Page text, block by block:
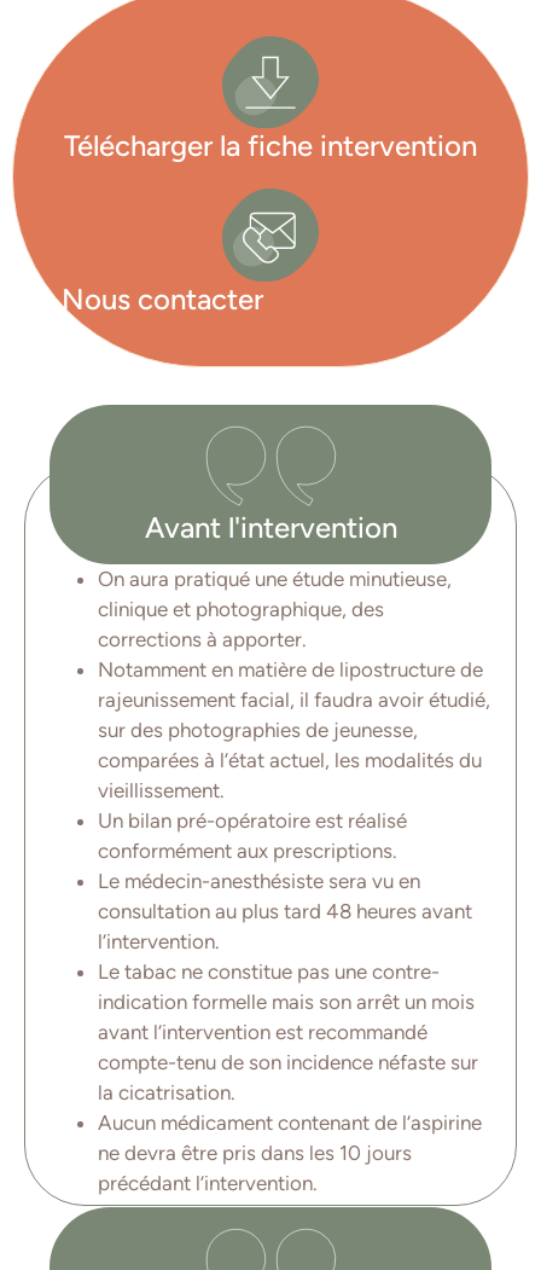
Télécharger la fiche intervention
Nous contacter
Avant l'intervention
On aura pratiqué une étude minutieuse,
clinique et photographique, des
corrections à apporter.
Notamment en matière de lipostructure de
rajeunissement facial, il faudra avoir étudié,
sur des photographies de jeunesse,
comparées à l’état actuel, les modalités du
vieillissement.
Un bilan pré-opératoire est réalisé
conformément aux prescriptions.
Le médecin-anesthésiste sera vu en
consultation au plus tard 48 heures avant
l’intervention.
Le tabac ne constitue pas une contre-
indication formelle mais son arrêt un mois
avant l’intervention est recommandé
compte-tenu de son incidence néfaste sur
la cicatrisation.
Aucun médicament contenant de l’aspirine
ne devra être pris dans les 10 jours
précédant l’intervention.